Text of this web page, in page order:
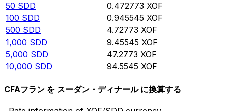
50 SDD 0.472773 XOF
100 SDD 0.945545 XOF
500 SDD 4.72773 XOF
1,000 SDD 9.45545 XOF
5,000 SDD 47.2773 XOF
10,000 SDD 94.5545 XOF
CFAフラン を スーダン・ディナール に換算する